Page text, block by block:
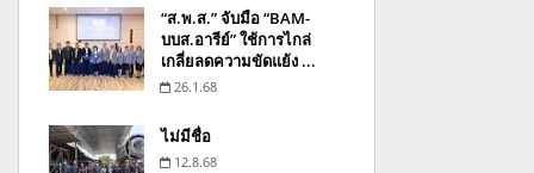
“ส.พ.ส.” จับมือ “BAM-
บบส.อารีย์” ใช้การไกล่
เกลี่ยลดความขัดแย้ง ...
26.1.68
ไม่มีชื่อ
12.8.68